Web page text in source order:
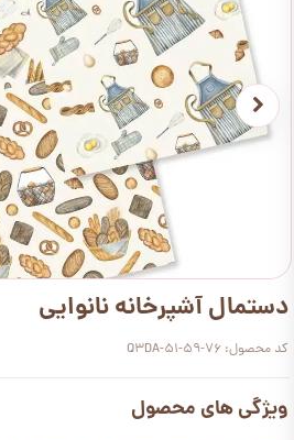
دستمال آشپرخانه نانوایی
کد محصول: Q3DA-51-59-76
ویژگی های محصول